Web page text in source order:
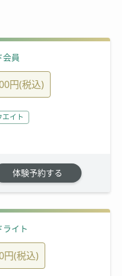
会員
円(税込)
エイト
体験予約する
ライト
円(税込)